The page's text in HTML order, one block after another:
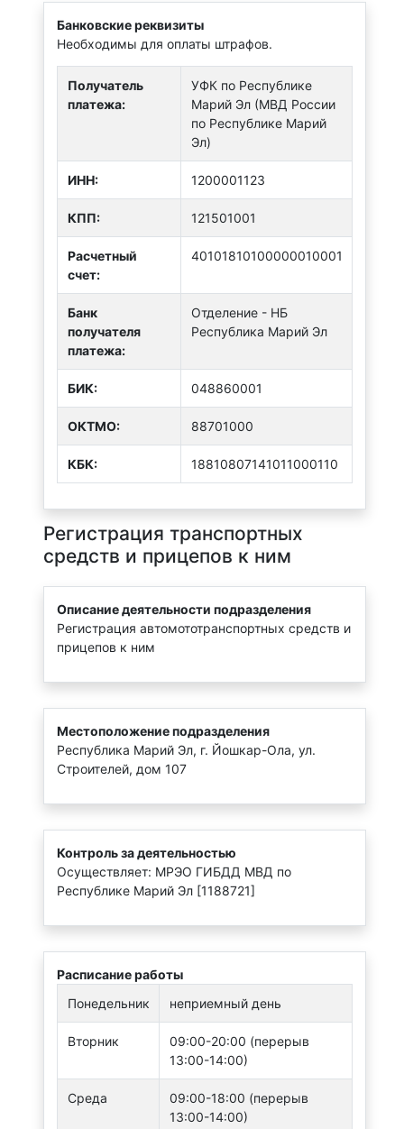
Банковские реквизиты
Необходимы для оплаты штрафов.
Получатель
платежа:
УФК по Республике
Марий Эл (МВД России
по Республике Марий
Эл)
ИНН: 1200001123
КПП: 121501001
Расчетный
счет:
40101810100000010001
Банк
получателя
платежа:
Отделение - НБ
Республика Марий Эл
БИК: 048860001
ОКТMО: 88701000
КБК: 18810807141011000110
Регистрация транспортных
средств и прицепов к ним
Описание деятельности подразделения
Регистрация автомототранспортных средств и
прицепов к ним
Местоположение подразделения
Республика Марий Эл, г. Йошкар-Ола, ул.
Строителей, дом 107
Контроль за деятельностью
Осуществляет: МРЭО ГИБДД МВД по
Республике Марий Эл [1188721]
Расписание работы
Понедельник
неприемный день
Вторник
09:00-20:00 (перерыв
13:00-14:00)
Среда
09:00-18:00 (перерыв
13:00-14:00)